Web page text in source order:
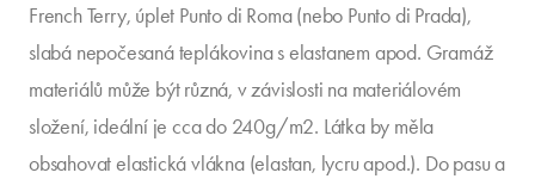
French Terry, úplet Punto di Roma (nebo Punto di Prada),
slabá nepočesaná teplákovina s elastanem apod. Gramáž
materiálů může být různá, v závislosti na materiálovém
složení, ideální je cca do 240g/m2. Látka by měla
obsahovat elastická vlákna (elastan, lycru apod.). Do pasu a